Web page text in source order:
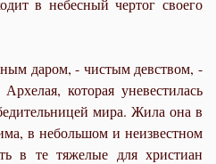
в небесный чертог своего
даром, - чистым девством, -
которая уневестилась
мира. Жила она в
в небольшом и неизвестном
в те тяжелые для христиан